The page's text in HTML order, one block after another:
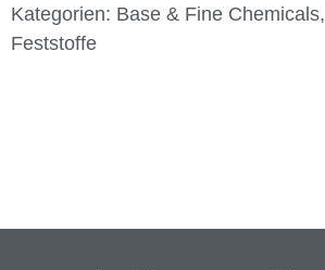
Kategorien: Base & Fine Chemicals,
Feststoffe